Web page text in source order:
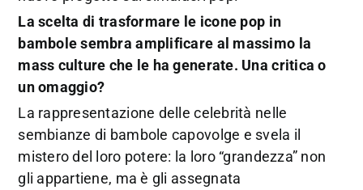
La scelta di trasformare le icone pop in
bambole sembra amplificare al massimo la
mass culture che le ha generate. Una critica o
un omaggio?
La rappresentazione delle celebrità nelle
sembianze di bambole capovolge e svela il
mistero del loro potere: la loro “grandezza” non
gli appartiene, ma è gli assegnata